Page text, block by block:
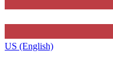
US (English)